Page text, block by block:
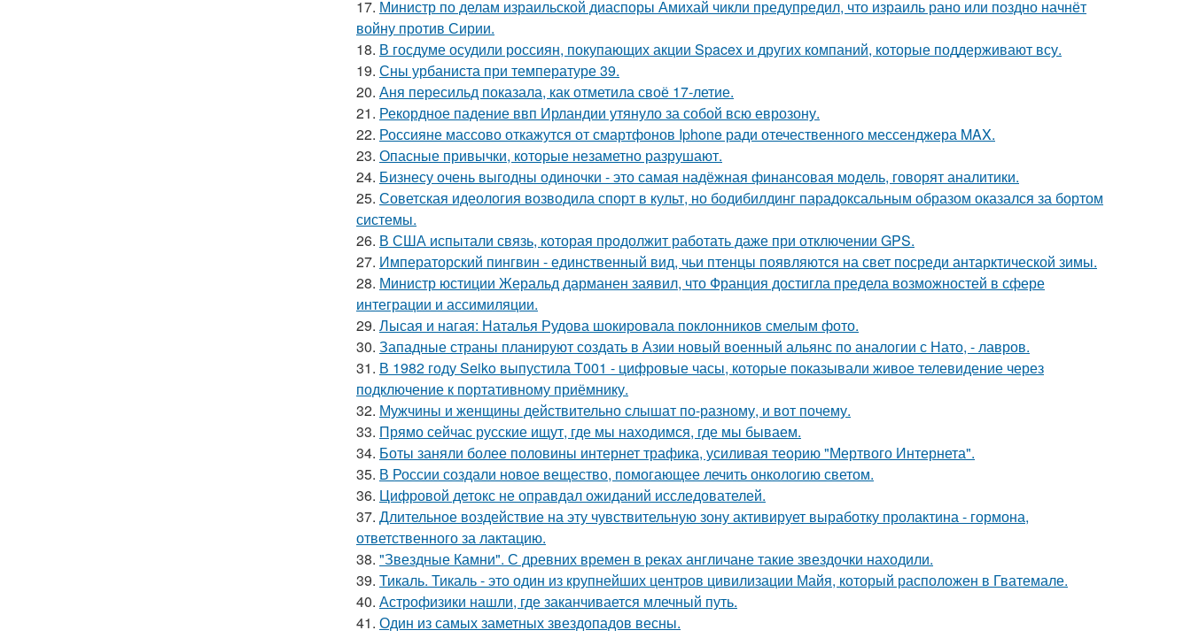
17. Министр по делам израильской диаспоры Амихай чикли предупредил, что израиль рано или поздно начнёт
войну против Сирии.
18. В госдуме осудили россиян, покупающих акции Spacex и других компаний, которые поддерживают всу.
19. Сны урбаниста при температуре 39.
20. Аня пересильд показала, как отметила своё 17-летие.
21. Рекордное падение ввп Ирландии утянуло за собой всю еврозону.
22. Россияне массово откажутся от смартфонов Iphone ради отечественного мессенджера MAX.
23. Опасные привычки, которые незаметно разрушают.
24. Бизнесу очень выгодны одиночки - это самая надёжная финансовая модель, говорят аналитики.
25. Советская идеология возводила спорт в культ, но бодибилдинг парадоксальным образом оказался за бортом
системы.
26. В США испытали связь, которая продолжит работать даже при отключении GPS.
27. Императорский пингвин - единственный вид, чьи птенцы появляются на свет посреди антарктической зимы.
28. Министр юстиции Жеральд дарманен заявил, что Франция достигла предела возможностей в сфере
интеграции и ассимиляции.
29. Лысая и нагая: Наталья Рудова шокировала поклонников смелым фото.
30. Западные страны планируют создать в Азии новый военный альянс по аналогии с Нато, - лавров.
31. В 1982 году Seiko выпустила T001 - цифровые часы, которые показывали живое телевидение через
подключение к портативному приёмнику.
32. Мужчины и женщины действительно слышат по-разному, и вот почему.
33. Прямо сейчас русские ищут, где мы находимся, где мы бываем.
34. Боты заняли более половины интернет трафика, усиливая теорию "Мертвого Интернета".
35. В России создали новое вещество, помогающее лечить онкологию светом.
36. Цифровой детокс не оправдал ожиданий исследователей.
37. Длительное воздействие на эту чувствительную зону активирует выработку пролактина - гормона,
ответственного за лактацию.
38. "Звездные Камни". С древних времен в реках англичане такие звездочки находили.
39. Тикаль. Тикаль - это один из крупнейших центров цивилизации Майя, который расположен в Гватемале.
40. Астрофизики нашли, где заканчивается млечный путь.
41. Один из самых заметных звездопадов весны.